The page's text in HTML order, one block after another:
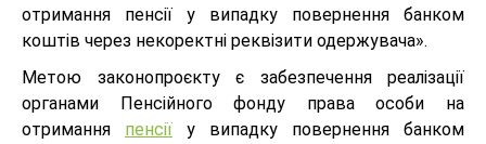
отримання пенсії у випадку повернення банком
коштів через некоректні реквізити одержувача».
Метою законопроєкту є забезпечення реалізації
органами Пенсійного фонду права особи на
отримання пенсії у випадку повернення банком